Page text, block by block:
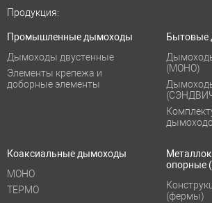
Продукция:
Промышленные дымоходы
Дымоходы двустенные
Элементы крепежа и
доборные элементы
Бытовые
(МОНО)
Коаксиальные дымоходы
МОНО
ТЕРМО
опорные
(фермы)